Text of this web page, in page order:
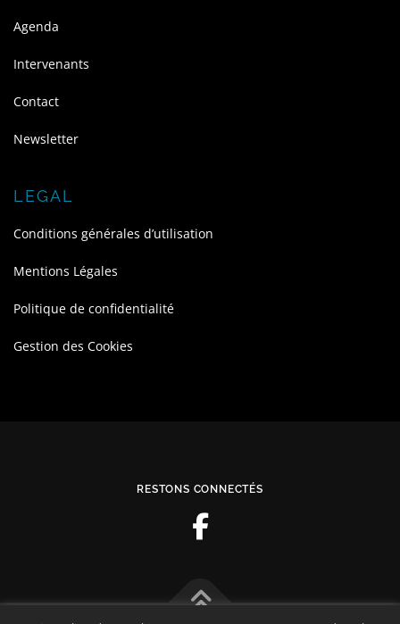
Agenda
Intervenants
Contact
Newsletter
LEGAL
Conditions générales d’utilisation
Mentions Légales
Politique de confidentialité
Gestion des Cookies
RESTONS CONNECTÉS